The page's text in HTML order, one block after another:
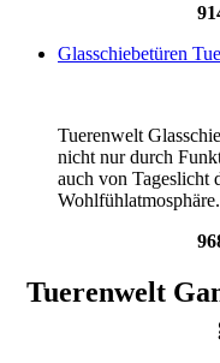
Glasschiebetüren
Tuerenwelt
nicht nur durch
auch von Tageslicht
Tuerenwelt